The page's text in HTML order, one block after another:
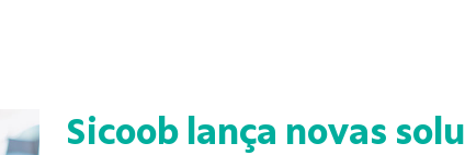
Sicoob lança novas